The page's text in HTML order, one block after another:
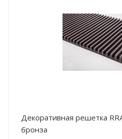
Декоративная решетка RRA ELIT 200-2500 цвет
бронза